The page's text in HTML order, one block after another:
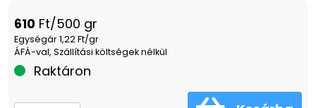
610 Ft/500 gr
Egységár 1,22 Ft/gr
ÁFÁ-val, Szállítási költségek nélkül
Raktáron